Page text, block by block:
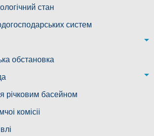
– водогін № 3
насосного обладнання та
вод
водопостачання
стан
систем
об’єктів
обстановка
Бугу
Дніпра
Причорномор'я
річковим басейном
комісіі